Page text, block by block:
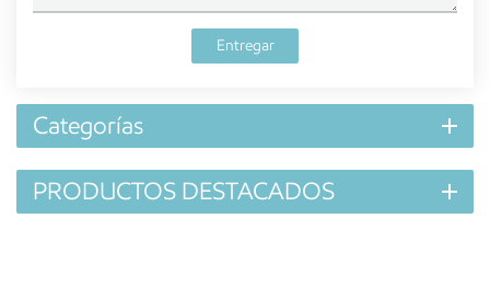
Entregar
Categorías
PRODUCTOS DESTACADOS